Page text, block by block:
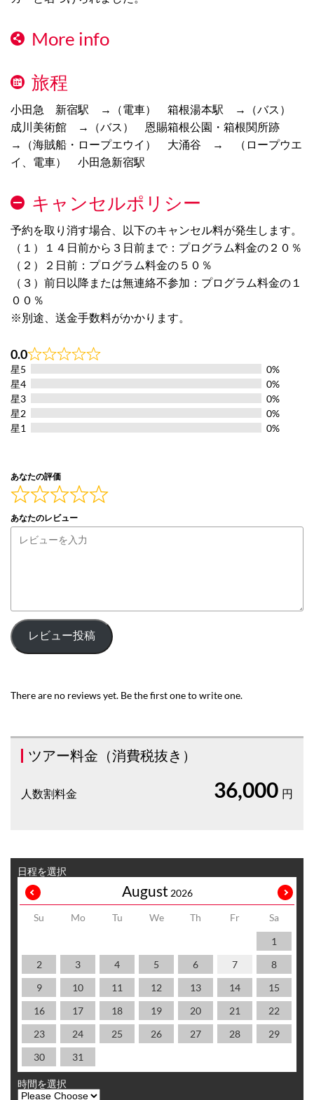
More info
旅程
小田急 新宿駅 →（電車） 箱根湯本駅 →（バス）
成川美術館 →（バス） 恩賜箱根公園・箱根関所跡
→（海賊船・ロープエウイ） 大涌谷 → （ロープウエ
イ、電車） 小田急新宿駅
キャンセルポリシー
予約を取り消す場合、以下のキャンセル料が発生します。
（１）１４日前から３日前まで：プログラム料金の２０％
（２）２日前：プログラム料金の５０％
（３）前日以降または無連絡不参加：プログラム料金の１
００％
※別途、送金手数料がかかります。
0.0
Rated
0.0
of
5
星5
0%
星4
0%
星3
0%
星2
0%
星1
0%
あなたの評価
あなたのレビュー
レビュー投稿
There are no reviews yet. Be the first one to write one.
ツアー料金（消費税抜き）
人数割料金 36,000 円
日程を選択
August 2026
Su Mo Tu We Th Fr
Sa
1
2
3 4 5 6 7
8
9
10 11 12 13 14
15
16
17 18 19 20 21
22
23
24 25 26 27 28
29
30
31
時間を選択